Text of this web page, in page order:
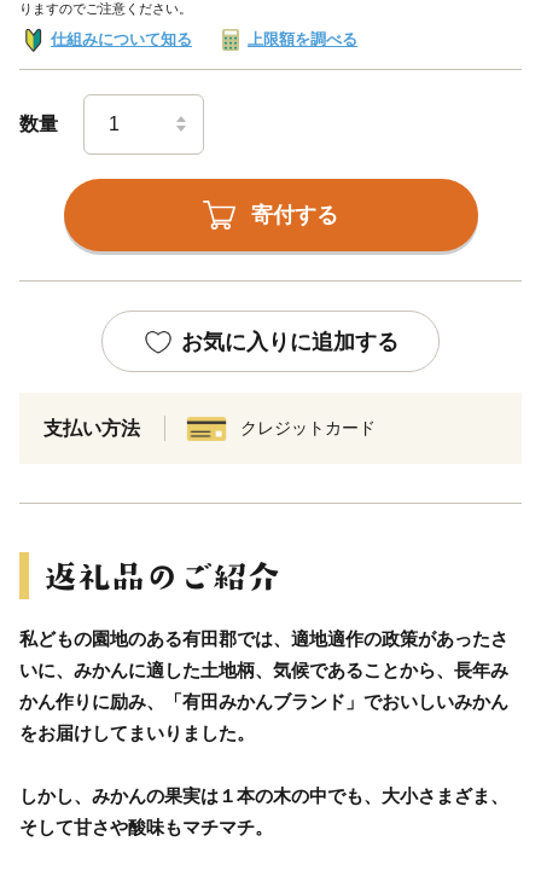
りますのでご注意ください。
仕組みについて知る 上限額を調べる
数量
寄付する
お気に入りに追加する
支払い方法 クレジットカード
私どもの園地のある有田郡では、適地適作の政策があったさ
いに、みかんに適した土地柄、気候であることから、長年み
かん作りに励み、「有田みかんブランド」でおいしいみかん
をお届けしてまいりました。
しかし、みかんの果実は１本の木の中でも、大小さまざま、
そして甘さや酸味もマチマチ。